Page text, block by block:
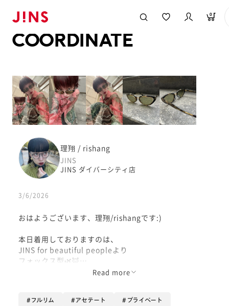
0
COORDINATE
理翔 / rishang
JINS
JINS ダイバーシティ店
3/6/2026
おはようございます、理翔/rishangです:)
本日着用しておりますのは、
JINS for beautiful peopleより
フォックス型🌿🦊
重ね付けレンズの爪はイエローゴールドと
Read more
フルリム アセテート プライベート